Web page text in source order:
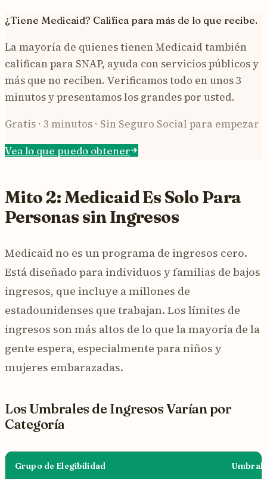
¿Tiene Medicaid? Califica para más de lo que recibe.
La mayoría de quienes tienen Medicaid también
califican para SNAP, ayuda con servicios públicos y
más que no reciben. Verificamos todo en unos 3
minutos y presentamos los grandes por usted.
Gratis · 3 minutos · Sin Seguro Social para empezar
Vea lo que puedo obtener
Mito 2: Medicaid Es Solo Para
Personas sin Ingresos
Medicaid no es un programa de ingresos cero.
Está diseñado para individuos y familias de bajos
ingresos, que incluye a millones de
estadounidenses que trabajan. Los límites de
ingresos son más altos de lo que la mayoría de la
gente espera, especialmente para niños y
mujeres embarazadas.
Los Umbrales de Ingresos Varían por
Categoría
Grupo de Elegibilidad Umbral